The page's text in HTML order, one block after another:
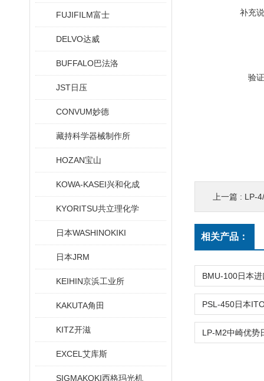
FUJIFILM富士
DELVO达威
BUFFALO巴法洛
JST日压
CONVUM妙德
藏持科学器械制作所
HOZAN宝山
KOWA-KASEI兴和化成
KYORITSU共立理化学
日本WASHINOKIKI
日本JRM
KEIHIN京浜工业所
KAKUTA角田
KITZ开滋
EXCEL艾库斯
SIGMAKOKI西格玛光机
补充
验
上一篇 : LP-4/
相关产品：